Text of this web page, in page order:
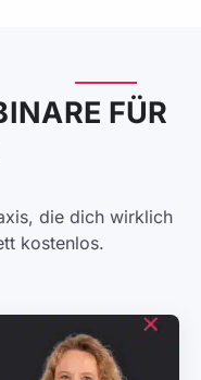
FÜR
die dich wirklich
kostenlos.